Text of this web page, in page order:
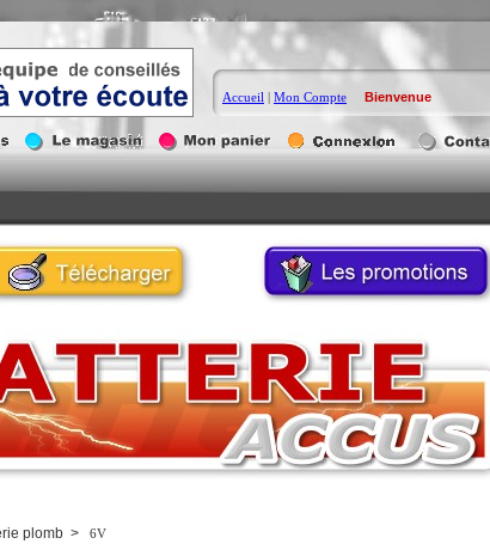
Accueil | Mon Compte Bienvenue
plomb> 6V